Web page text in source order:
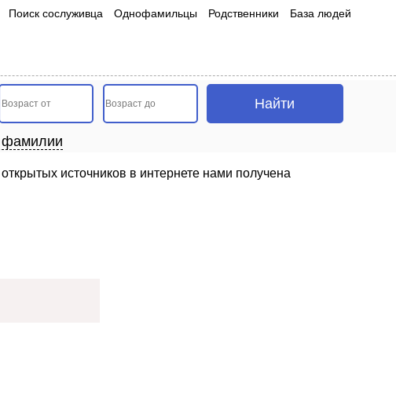
Поиск сослуживца Однофамильцы Родственники База людей
фамилии
источников в интернете нами получена